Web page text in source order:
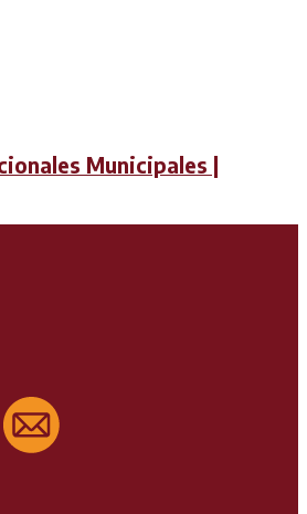
Municipales |